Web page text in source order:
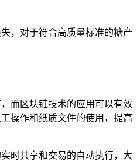
，对于符合高质量标准的糖产
而区块链技术的应用可以有效
操作和纸质文件的使用，提高
时共享和交易的自动执行，大